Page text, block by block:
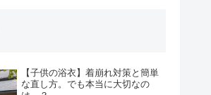
【子供の浴衣】着崩れ対策と簡単
な直し方。でも本当に大切なの